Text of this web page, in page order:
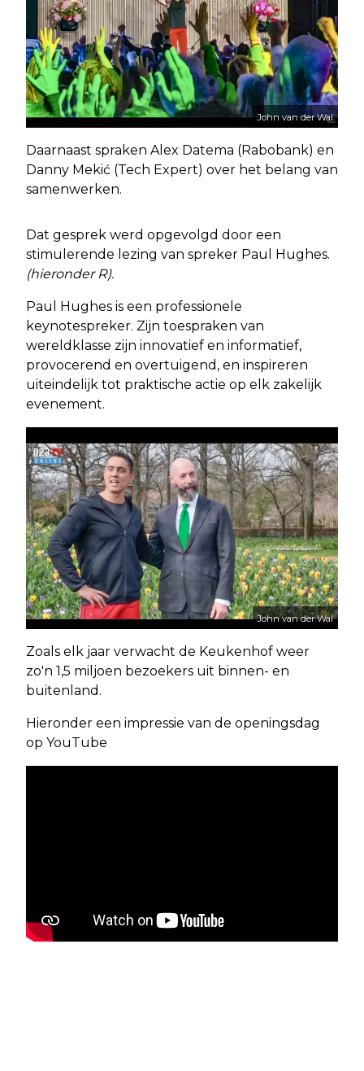
John van der Wal
Daarnaast spraken Alex Datema (Rabobank) en
Danny Mekić (Tech Expert) over het belang van
samenwerken.
Dat gesprek werd opgevolgd door een
stimulerende lezing van spreker Paul Hughes.
(hieronder R).
Paul Hughes is een professionele
keynotespreker. Zijn toespraken van
wereldklasse zijn innovatief en informatief,
provocerend en overtuigend, en inspireren
uiteindelijk tot praktische actie op elk zakelijk
evenement.
John van der Wal
Zoals elk jaar verwacht de Keukenhof weer
zo'n 1,5 miljoen bezoekers uit binnen- en
buitenland.
Hieronder een impressie van de openingsdag
op YouTube